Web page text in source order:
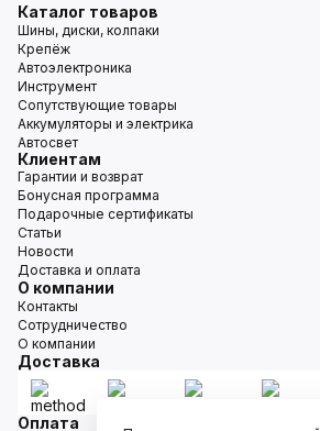
Каталог товаров
Шины, диски, колпаки
Крепёж
Автоэлектроника
Инструмент
Сопутствующие товары
Аккумуляторы и электрика
Автосвет
Клиентам
Гарантии и возврат
Бонусная программа
Подарочные сертификаты
Статьи
Новости
Доставка и оплата
О компании
Контакты
Сотрудничество
О компании
Доставка
Оплата